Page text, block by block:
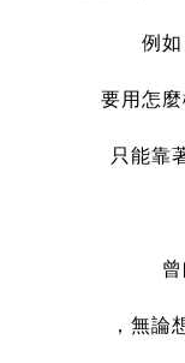
例
要用怎
只能靠
，無論